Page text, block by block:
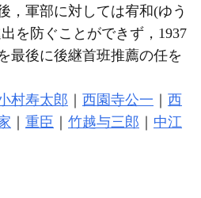
，軍部に対しては宥和(ゆう
を防ぐことができず，1937
最後に後継首班推薦の任を
村寿太郎 西園寺公一
西
重臣 竹越与三郎
中江